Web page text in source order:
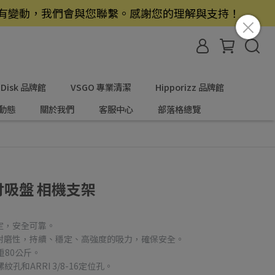
動，我們會與您聯繫。感謝您的理解與支持！
品牌館 VSGO 專業清潔
Hipporizz 品牌館
態
關於我們 客服中心 部落格總覽
盤 相機支架
安全可靠。
性，持續、穩定、高強度的吸力，確保安全。
80公斤。
孔和ARRI 3/8-16定位孔。